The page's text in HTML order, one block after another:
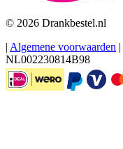
© 2026 Drankbestel.nl
| Algemene voorwaarden |
NL002230814B98